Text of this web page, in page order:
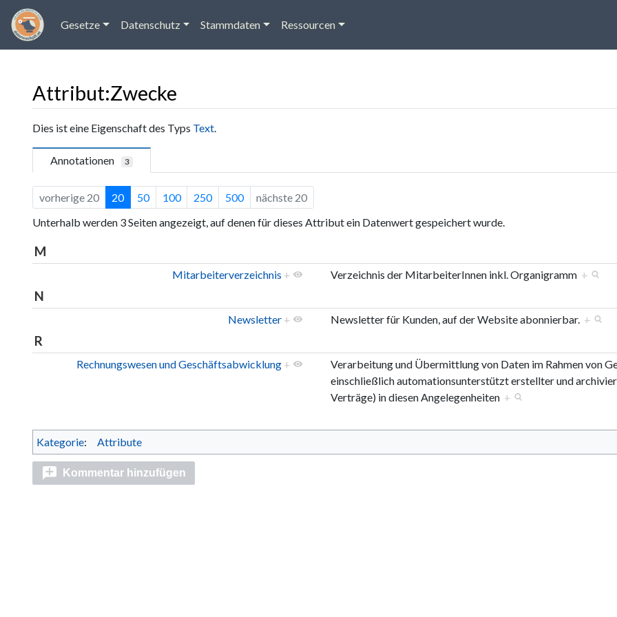
Gesetze Datenschutz Stammdaten Ressourcen
Attribut:Zwecke
Wechseln zu:Navigation,Suche
Dies ist eine Eigenschaft des Typs Text.
Annotationen 3
vorherige 20 20 50 100 250 500 nächste 20
Unterhalb werden 3 Seiten angezeigt, auf denen für dieses Attribut ein Datenwert gespeichert wurde.
M
Mitarbeiterverzeichnis + Verzeichnis der MitarbeiterInnen inkl. Organigramm +
N
Newsletter + Newsletter für Kunden, auf der Website abonnierbar. +
R
Rechnungswesen und Geschäftsabwicklung +
Verarbeitung und Übermittlung von Daten im Rahmen von
einschließlich automationsunterstützt erstellter und
Verträge) in diesen Angelegenheiten +
Kategorie: Attribute
Kommentar hinzufügen